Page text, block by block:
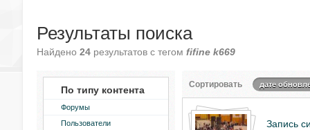
Результаты поиска
Найдено 24 результатов с тегом fifine k669
По типу контента
Форумы
Пользователи
Сортировать дате
Запись